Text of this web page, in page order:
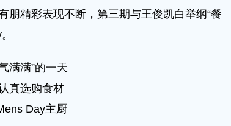
朋精彩表现不断，第三期与王俊凯白举纲“餐
满满”的一天
真选购食材
Day主厨